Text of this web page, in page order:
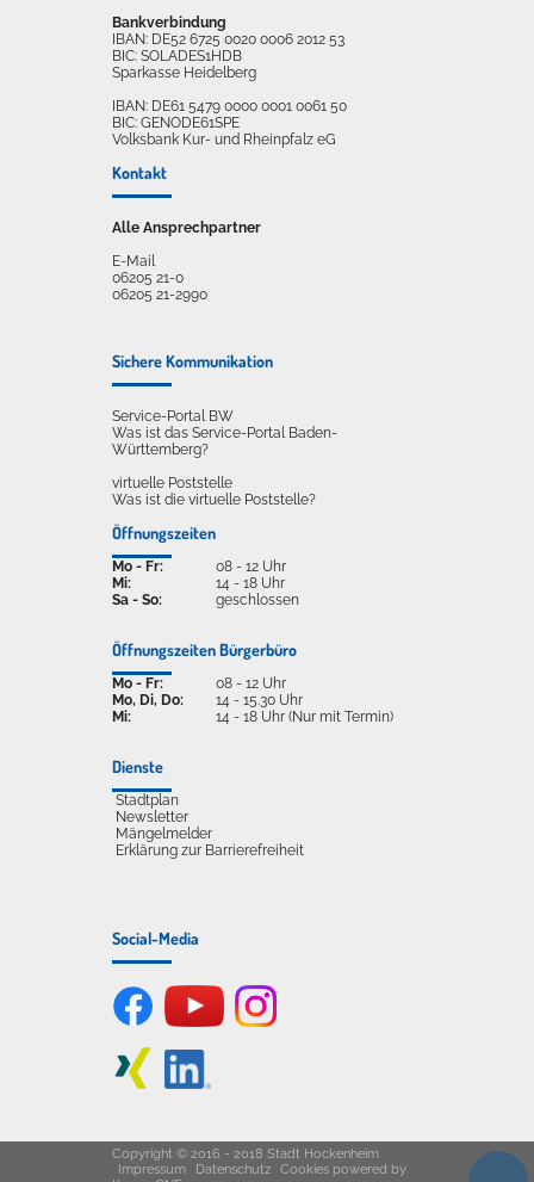
Bankverbindung
IBAN: DE52 6725 0020 0006 2012 53
BIC: SOLADES1HDB
Sparkasse Heidelberg
IBAN: DE61 5479 0000 0001 0061 50
BIC: GENODE61SPE
Volksbank Kur- und Rheinpfalz eG
Kontakt
Alle Ansprechpartner
E-Mail
06205 21-0
06205 21-2990
Sichere Kommunikation
Service-Portal BW
Was ist das Service-Portal Baden-
Württemberg?
virtuelle Poststelle
Was ist die virtuelle Poststelle?
Öffnungszeiten
Mo - Fr:
Mi:
Sa - So:
08 - 12 Uhr
14 - 18 Uhr
geschlossen
Öffnungszeiten Bürgerbüro
Mo - Fr:
Mo, Di, Do:
Mi:
08 - 12 Uhr
14 - 15.30 Uhr
14 - 18 Uhr (Nur mit Termin)
Dienste
Stadtplan
Newsletter
Mängelmelder
Erklärung zur Barrierefreiheit
Social-Media
Copyright © 2016 - 2018 Stadt Hockenheim
Impressum
Datenschutz Cookies powered by